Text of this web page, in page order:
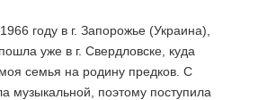
году в г. Запорожье (Украина),
уже в г. Свердловске, куда
семья на родину предков. С
музыкальной, поэтому поступила